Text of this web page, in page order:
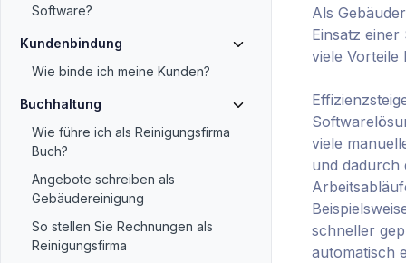
Software?
Kundenbindung
Wie binde ich meine Kunden?
Buchhaltung
Wie führe ich als Reinigungsfirma
Buch?
Angebote schreiben als
Gebäudereinigung
So stellen Sie Rechnungen als
Reinigungsfirma
Als
Einsatz
viele Vorteile
viele
und dadurch
schneller
automatisch